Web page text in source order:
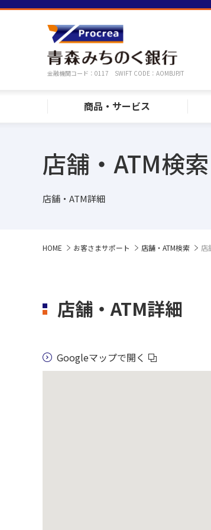
金融機関コード：0117 SWIFT CODE：AOMBJPJT
商品・サービス
店舗・ATM検索
店舗・ATM詳細
HOME お客さまサポート 店舗・ATM検索 店
店舗・ATM詳細
Googleマップで開く